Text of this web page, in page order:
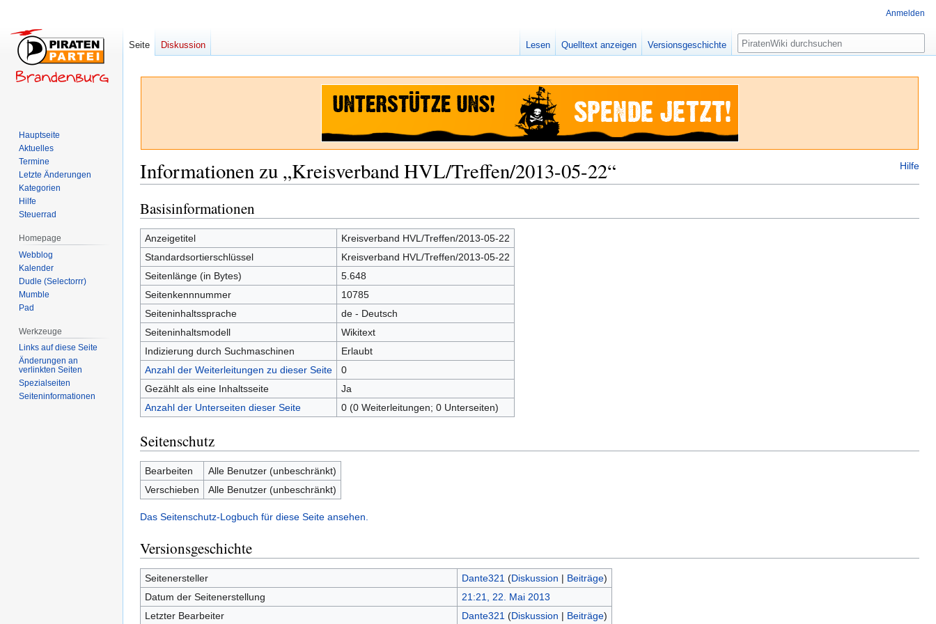
Hilfe
Informationen zu „Kreisverband HVL/Treffen/2013-05-22“
Zur
Navigation
springen
Zur
Suche
springen
Basisinformationen
Anzeigetitel
Kreisverband HVL/Treffen/2013-05-22
Standardsortierschlüssel
Kreisverband HVL/Treffen/2013-05-22
Seitenlänge (in Bytes)
5.648
Seitenkennnummer
10785
Seiteninhaltssprache
de - Deutsch
Seiteninhaltsmodell
Wikitext
Indizierung durch Suchmaschinen
Erlaubt
Anzahl der Weiterleitungen zu dieser Seite
0
Gezählt als eine Inhaltsseite
Ja
Anzahl der Unterseiten dieser Seite
0 (0 Weiterleitungen; 0 Unterseiten)
Seitenschutz
Bearbeiten
Alle Benutzer (unbeschränkt)
Verschieben
Alle Benutzer (unbeschränkt)
Das Seitenschutz-Logbuch für diese Seite ansehen.
Versionsgeschichte
Seitenersteller Dante321 (Diskussion | Beiträge)
Datum der Seitenerstellung
21:21, 22. Mai 2013
Letzter Bearbeiter
Dante321 (Diskussion | Beiträge)
Anmelden
Seite Diskussion Lesen Quelltext anzeigen Versionsgeschichte Suche
Hauptseite
Aktuelles
Termine
Letzte Änderungen
Kategorien
Hilfe
Steuerrad
Homepage
Webblog
Kalender
Dudle (Selectorrr)
Mumble
Pad
Werkzeuge
Links auf diese Seite
Änderungen an
verlinkten Seiten
Spezialseiten
Seiten­­informationen